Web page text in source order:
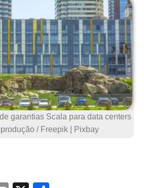
garantias Scala para data centers
/ Freepik | Pixbay